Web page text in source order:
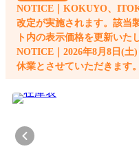
NOTICE｜KOKUYO、
改定が実施されます。該当
ト内の表示価格を更新いた
NOTICE｜2026年8月8日(土
休業とさせていただきます。